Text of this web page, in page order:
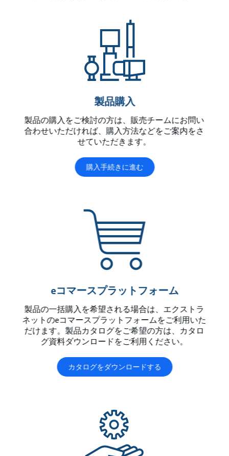
製品購入
製品の購入をご検討の方は、販売チームにお問い
合わせいただければ、購入方法などをご案内をさ
せていただきます。
購入手続きに進む
eコマースプラットフォーム
製品の一括購入を希望される場合は、エクストラ
ネットのeコマースプラットフォームをご利用いた
だけます。製品カタログをご希望の方は、カタロ
グ資料ダウンロードをご利用ください。
カタログをダウンロードする